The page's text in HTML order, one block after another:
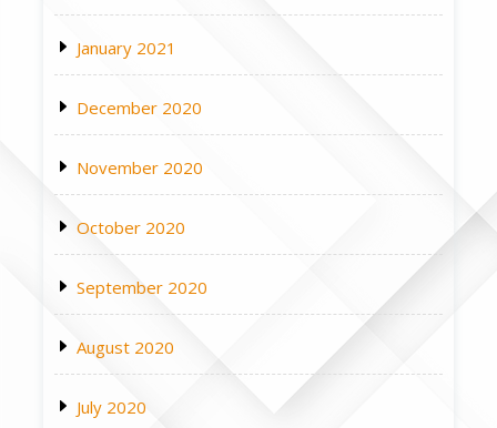
January 2021
December 2020
November 2020
October 2020
September 2020
August 2020
July 2020